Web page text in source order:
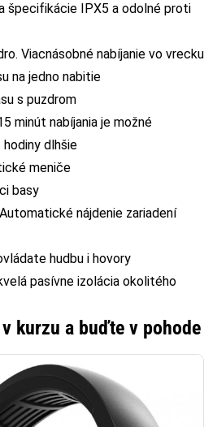
špecifikácie IPX5 a odolné proti
Viacnásobné nabíjanie vo vrecku
na jedno nabitie
s puzdrom
minút nabíjania je možné
dlhšie
meniče
basy
nájdenie zariadení
hudbu i hovory
pasívne izolácia okolitého
kurzu a buďte v pohode